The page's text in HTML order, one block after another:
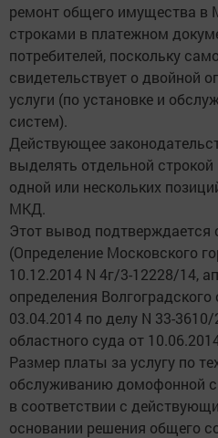
ремонт общего имущества
строками в платежном
потребителей, поскольку
свидетельствует о двойной
услуги (по установке и
систем).
Действующее
выделять отдельной
одной или нескольких
МКД.
Этот вывод подтверждается
(Определение Московского
10.12.2014 N 4г/3-12228/14,
определения
03.04.2014 по делу N 33-
областного суда от
Размер платы за услугу по
обслуживанию домофонной
в соответствии с
основании решения общего